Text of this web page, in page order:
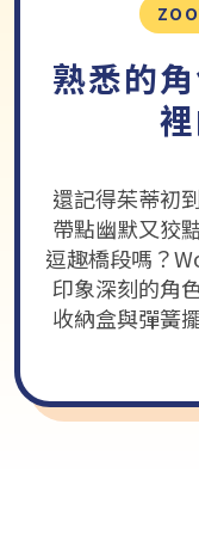
熟悉的
還記得茱蒂初
帶點幽默又狡
逗趣橋段嗎？
印象深刻的角
收納盒與彈簧